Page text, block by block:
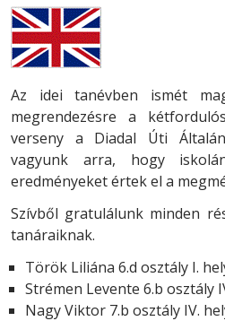
Az idei tanévben ismét
megrendezésre a
verseny a Diadal Úti
vagyunk arra, hogy
eredményeket értek el a
Szívből gratulálunk minden
tanáraiknak.
Török Liliána 6.d osztály I.
Strémen Levente 6.b osztály
Nagy Viktor 7.b osztály IV.